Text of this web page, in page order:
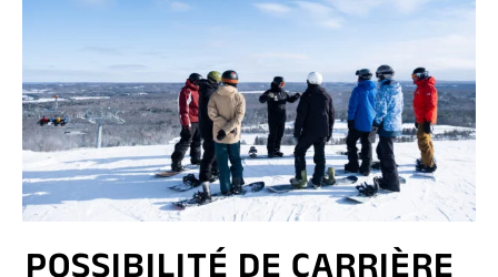
POSSIBILITÉ DE CARRIÈRE